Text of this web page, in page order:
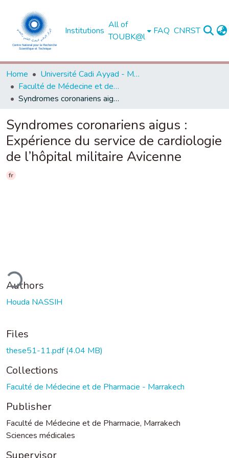
Institutions
All of
TOUBK@l
FAQ CNRST
Home
Université Cadi Ayyad - Marrakech
Faculté de Médecine et de Pharmacie - Marrakech
Syndromes coronariens aigus : Expérience du service de cardiologie de l’hôpital militaire Avicenne
Syndromes coronariens aigus :
Expérience du service de cardiologie
de l’hôpital militaire Avicenne
fr
Authors
Houda NASSIH
Files
these51-11.pdf(4.04 MB)
Collections
Faculté de Médecine et de Pharmacie - Marrakech
Publisher
Faculté de Médecine et de Pharmacie, Marrakech
Sciences médicales
Supervisor